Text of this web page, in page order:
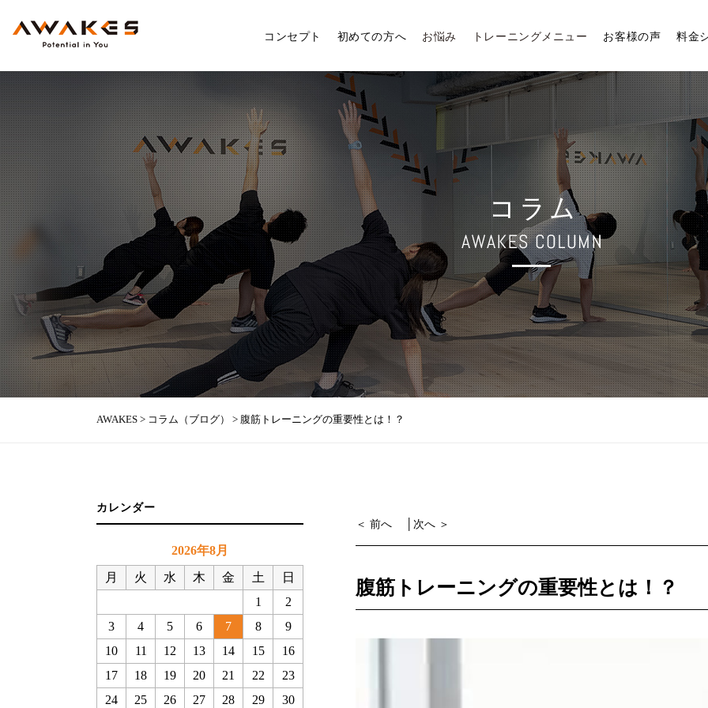
コンセプト 初めての方へ お悩み トレーニングメニュー お客様の声 料金
AWAKES > コラム（ブログ） > 腹筋トレーニングの重要性とは！？
カレンダー
2026年8月
月
火 水 木 金 土
日
1
2
3
4 5 6 7 8
9
10
11 12 13 14 15
16
17
18 19 20 21 22
23
24
25 26 27 28 29 30
＜ 前へ 次へ ＞
腹筋トレーニングの重要性とは！？